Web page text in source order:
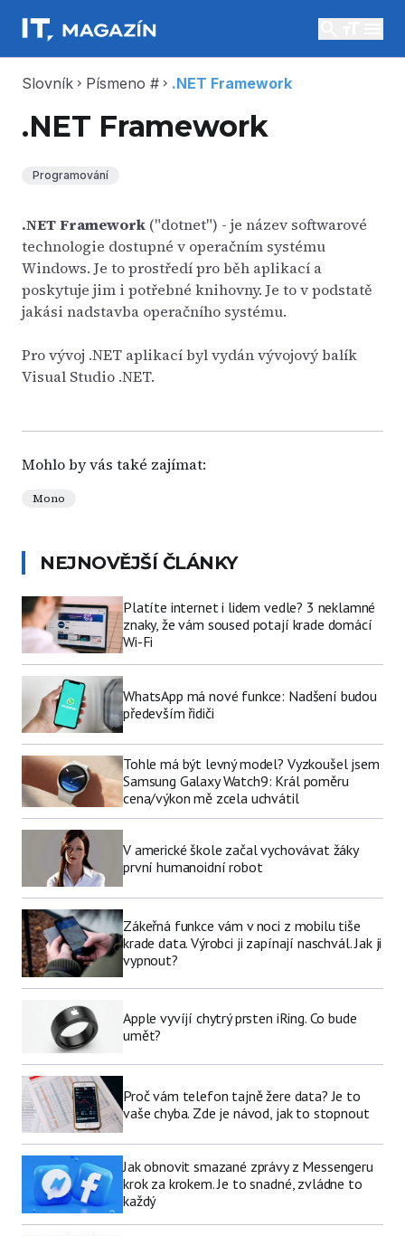
Slovník chevron_right Písmeno # chevron_right .NET Framework
.NET Framework
Programování
.NET Framework ("dotnet") - je název softwarové
technologie dostupné v operačním systému
Windows. Je to prostředí pro běh aplikací a
poskytuje jim i potřebné knihovny. Je to v podstatě
jakási nadstavba operačního systému.
Pro vývoj .NET aplikací byl vydán vývojový balík
Visual Studio .NET.
Mohlo by vás také zajímat:
Mono
NEJNOVĚJŠÍ ČLÁNKY
Platíte internet i lidem vedle? 3 neklamné
znaky, že vám soused potají krade domácí
Wi-Fi
WhatsApp má nové funkce: Nadšení budou
především řidiči
Tohle má být levný model? Vyzkoušel jsem
Samsung Galaxy Watch9: Král poměru
cena/výkon mě zcela uchvátil
V americké škole začal vychovávat žáky
první humanoidní robot
Zákeřná funkce vám v noci z mobilu tiše
krade data. Výrobci ji zapínají naschvál. Jak ji
vypnout?
Apple vyvíjí chytrý prsten iRing. Co bude
umět?
Proč vám telefon tajně žere data? Je to
vaše chyba. Zde je návod, jak to stopnout
Jak obnovit smazané zprávy z Messengeru
krok za krokem. Je to snadné, zvládne to
každý